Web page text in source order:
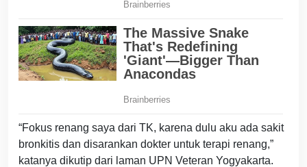
“Fokus renang saya dari TK, karena dulu aku ada sakit
bronkitis dan disarankan dokter untuk terapi renang,”
katanya dikutip dari laman UPN Veteran Yogyakarta.